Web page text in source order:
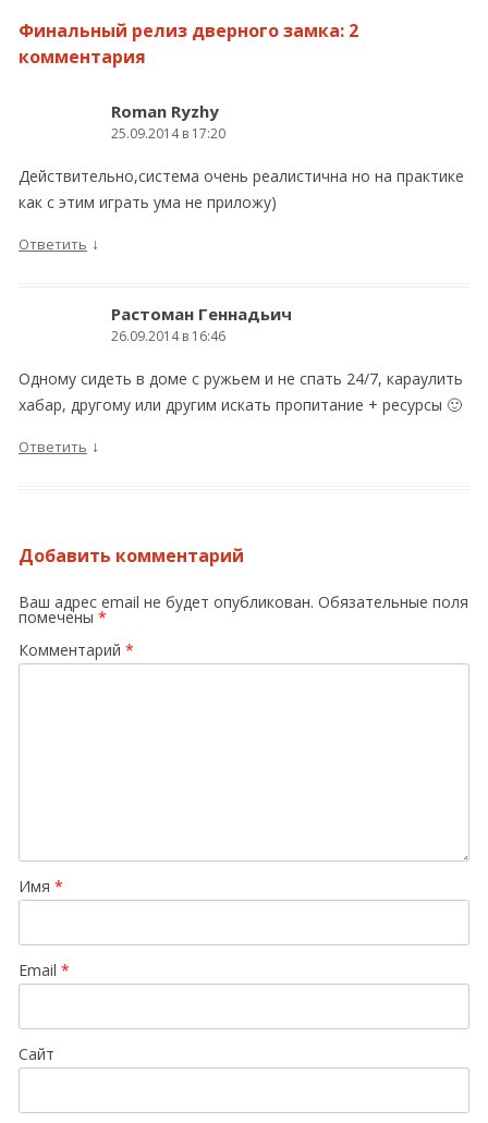
Финальный релиз дверного замка: 2
комментария
Roman Ryzhy
25.09.2014 в 17:20
Действительно,система очень реалистична но на практике
как с этим играть ума не приложу)
Ответить ↓
Растоман Геннадьич
26.09.2014 в 16:46
Одному сидеть в доме с ружьем и не спать 24/7, караулить
хабар, другому или другим искать пропитание + ресурсы 🙂
Ответить ↓
Добавить комментарий
Ваш адрес email не будет опубликован. Обязательные поля
помечены *
Комментарий *
Имя *
Email *
Сайт